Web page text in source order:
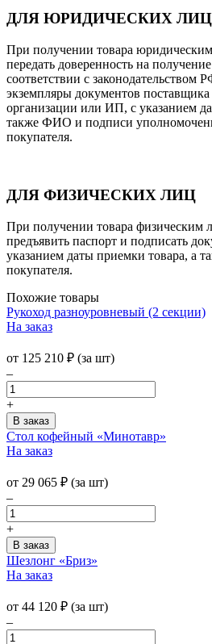
ДЛЯ ЮРИДИЧЕСКИХ ЛИЦ
При получении товара
передать доверенность на
соответствии с законодательством
экземпляры документов
организации или ИП, с указанием
также ФИО и подписи
покупателя.
ДЛЯ ФИЗИЧЕСКИХ ЛИЦ
При получении товара физическим
предъявить паспорт и подписать
указанием даты приемки товара, а
покупателя.
Похожие товары
Рукоход разноуровневый (2 секции)
На заказ
от 125 210 ₽ (за шт)
–
+
Стол кофейный «Минотавр»
На заказ
от 29 065 ₽ (за шт)
–
+
Шезлонг «Бриз»
На заказ
от 44 120 ₽ (за шт)
–